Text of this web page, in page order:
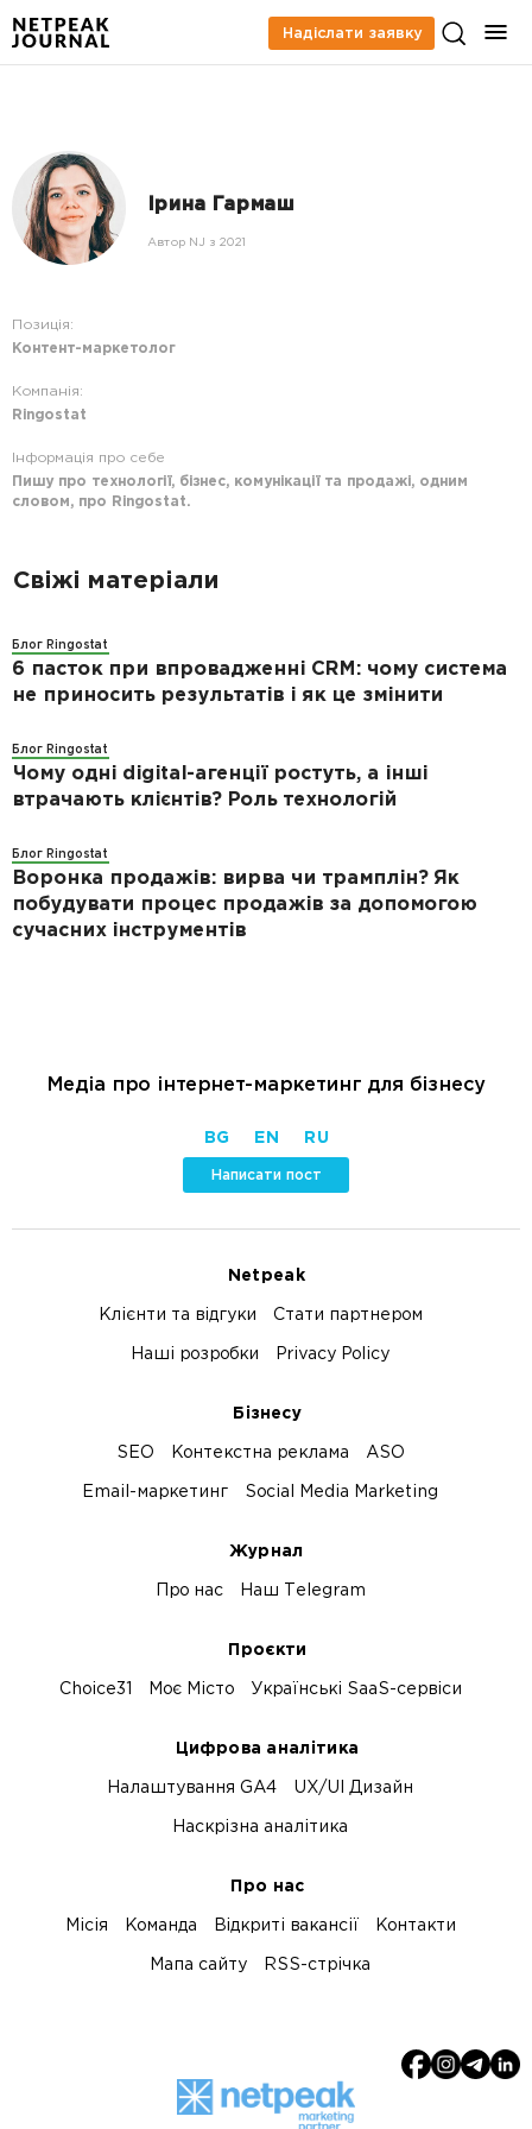
Надіслати заявку
Ірина Гармаш
Автор NJ з 2021
Позиція:
Контент-маркетолог
Компанія:
Ringostat
Інформація про себе
Пишу про технології, бізнес, комунікації та продажі, одним
словом, про Ringostat.
Свіжі матеріали
Блог Ringostat
6 пасток при впровадженні CRM: чому система
не приносить результатів і як це змінити
Блог Ringostat
Чому одні digital-агенції ростуть, а інші
втрачають клієнтів? Роль технологій
Блог Ringostat
Воронка продажів: вирва чи трамплін? Як
побудувати процес продажів за допомогою
сучасних інструментів
Медіа про інтернет-маркетинг для бізнесу
BG EN RU
Написати пост
Netpeak
Клієнти та відгуки Стати партнером
Наші розробки Privacy Policy
Бізнесу
SEO Контекстна реклама ASO
Email-маркетинг Social Media Marketing
Журнал
Про нас Наш Telegram
Проєкти
Choice31 Моє Місто Українські SaaS-сервіси
Цифрова аналітика
Налаштування GA4 UX/UI Дизайн
Наскрізна аналітика
Про нас
Місія Команда Відкриті вакансії Контакти
Мапа сайту RSS-стрічка